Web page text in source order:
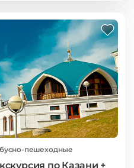
пешеходные
по Казани +